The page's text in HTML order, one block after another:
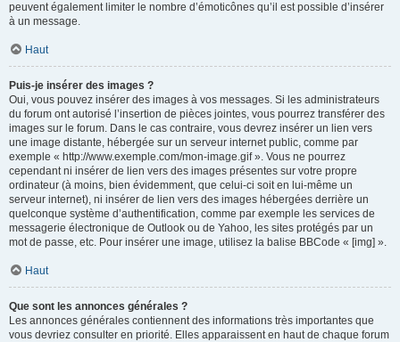
peuvent également limiter le nombre d’émoticônes qu’il est possible d’insérer
à un message.
Haut
Puis-je insérer des images ?
Oui, vous pouvez insérer des images à vos messages. Si les administrateurs
du forum ont autorisé l’insertion de pièces jointes, vous pourrez transférer des
images sur le forum. Dans le cas contraire, vous devrez insérer un lien vers
une image distante, hébergée sur un serveur internet public, comme par
exemple « http://www.exemple.com/mon-image.gif ». Vous ne pourrez
cependant ni insérer de lien vers des images présentes sur votre propre
ordinateur (à moins, bien évidemment, que celui-ci soit en lui-même un
serveur internet), ni insérer de lien vers des images hébergées derrière un
quelconque système d’authentification, comme par exemple les services de
messagerie électronique de Outlook ou de Yahoo, les sites protégés par un
mot de passe, etc. Pour insérer une image, utilisez la balise BBCode « [img] ».
Haut
Que sont les annonces générales ?
Les annonces générales contiennent des informations très importantes que
vous devriez consulter en priorité. Elles apparaissent en haut de chaque forum